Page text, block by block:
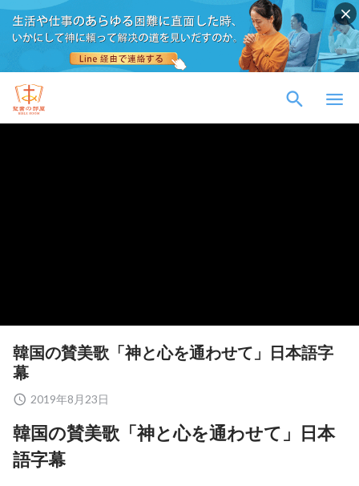
韓国の賛美歌「神と心を通わせて」日本語字
幕
2019年8月23日
韓国の賛美歌「神と心を通わせて」日本
語字幕